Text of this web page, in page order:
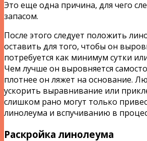
Это еще одна причина, для чего
запасом.
После этого следует положить
оставить для того, чтобы он
потребуется как минимум сутки
Чем лучше он выровняется
плотнее он ляжет на основание.
ускорить выравнивание или
слишком рано могут только
линолеума и вспучиванию в
Раскройка линолеума